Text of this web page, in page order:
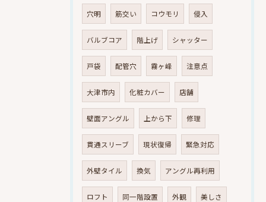
穴明 筋交い コウモリ 侵入
バルブコア 階上げ シャッター
戸袋 配管穴 霧ヶ峰 注意点
大津市内 化粧カバー 店舗
壁面アングル 上から下 修理
貫通スリーブ 現状復帰 緊急対応
外壁タイル 換気 アングル再利用
ロフト 同一階設置 外観 美しさ